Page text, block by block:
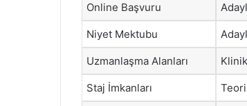
Online Başvuru
Niyet Mektubu
Uzmanlaşma Alanları
Staj İmkanları